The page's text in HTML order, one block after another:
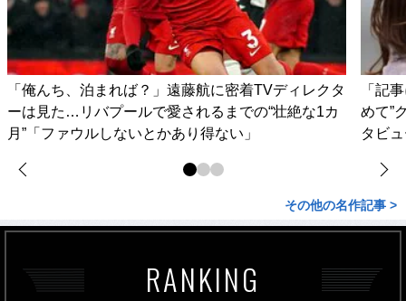
「俺んち、泊まれば？」遠藤航に密着TVディレクタ
ーは見た…リバプールで愛されるまでの“壮絶な1カ
月”「ファウルしないとかあり得ない」
「記
めて”
タビ
その他の名作記事 >
RANKING